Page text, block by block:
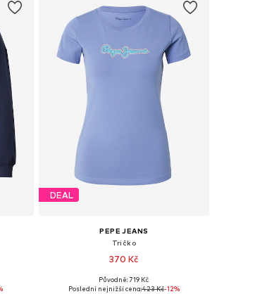
DEAL
PEPE JEANS
Tričko
370 Kč
Dostupné velikosti: XS, S, M, L, XL
Původně: 719 Kč
Poslední nejnižší cena:423 Kč-12%